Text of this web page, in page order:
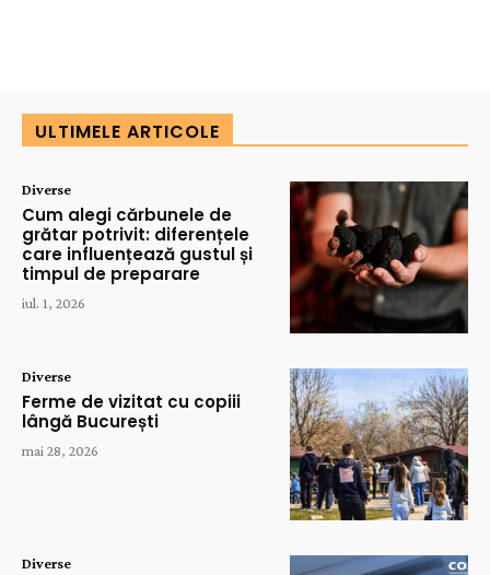
ULTIMELE ARTICOLE
Diverse
Cum alegi cărbunele de
grătar potrivit: diferențele
care influențează gustul și
timpul de preparare
iul. 1, 2026
Diverse
Ferme de vizitat cu copiii
lângă București
mai 28, 2026
Diverse